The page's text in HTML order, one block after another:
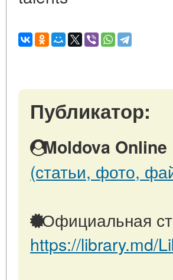
Публикатор:
Moldova Online
(статьи, фото,
Официальная
https://library.md/